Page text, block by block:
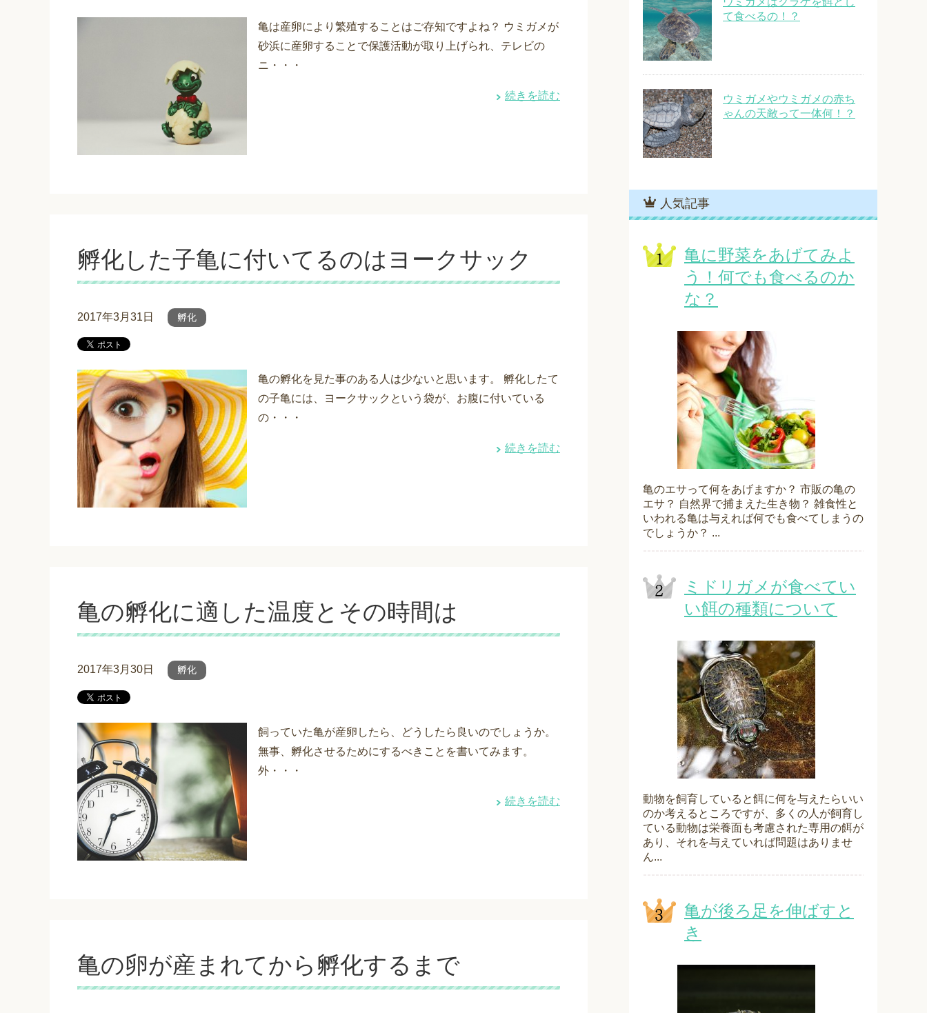
亀は産卵により繁殖することはご存知ですよね？ ウミガメが
砂浜に産卵することで保護活動が取り上げられ、テレビの
ニ・・・
続きを読む
孵化した子亀に付いてるのはヨークサック
2017年3月31日 孵化
亀の孵化を見た事のある人は少ないと思います。 孵化したて
の子亀には、ヨークサックという袋が、お腹に付いている
の・・・
続きを読む
亀の孵化に適した温度とその時間は
2017年3月30日 孵化
飼っていた亀が産卵したら、どうしたら良いのでしょうか。
無事、孵化させるためにするべきことを書いてみます。
外・・・
続きを読む
亀の卵が産まれてから孵化するまで
て食べるの！？
ウミガメやウミガメの赤ち
ゃんの天敵って一体何！？
人気記事
亀に野菜をあげてみよ
う！何でも食べるのか
な？
亀のエサって何をあげますか？ 市販の亀の
エサ？ 自然界で捕まえた生き物？ 雑食性と
いわれる亀は与えれば何でも食べてしまうの
でしょうか？ ...
ミドリガメが食べてい
い餌の種類について
動物を飼育していると餌に何を与えたらいい
のか考えるところですが、多くの人が飼育し
ている動物は栄養面も考慮された専用の餌が
あり、それを与えていれば問題はありませ
ん...
亀が後ろ足を伸ばすと
き